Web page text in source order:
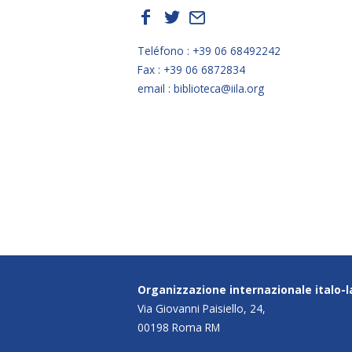
f
t E
Teléfono : +39 06 68492242
Fax : +39 06 6872834
email : biblioteca@iila.org
Organizzazione internazionale italo-
Via Giovanni Paisiello, 24,
00198 Roma RM